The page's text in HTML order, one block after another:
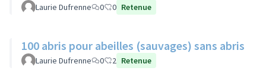
Laurie Dufrenne 0 0 Retenue
100 abris pour abeilles (sauvages) sans abris
Laurie Dufrenne 0 2 Retenue